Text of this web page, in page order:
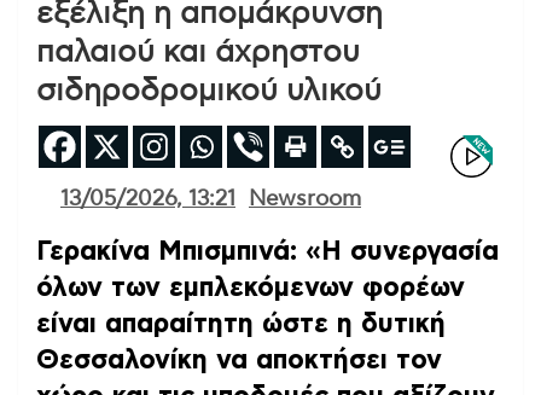
εξέλιξη η απομάκρυνση
παλαιού και άχρηστου
σιδηροδρομικού υλικού
13/05/2026, 13:21 Newsroom
Γερακίνα Μπισμπινά: «Η συνεργασία
όλων των εμπλεκόμενων φορέων
είναι απαραίτητη ώστε η δυτική
Θεσσαλονίκη να αποκτήσει τον